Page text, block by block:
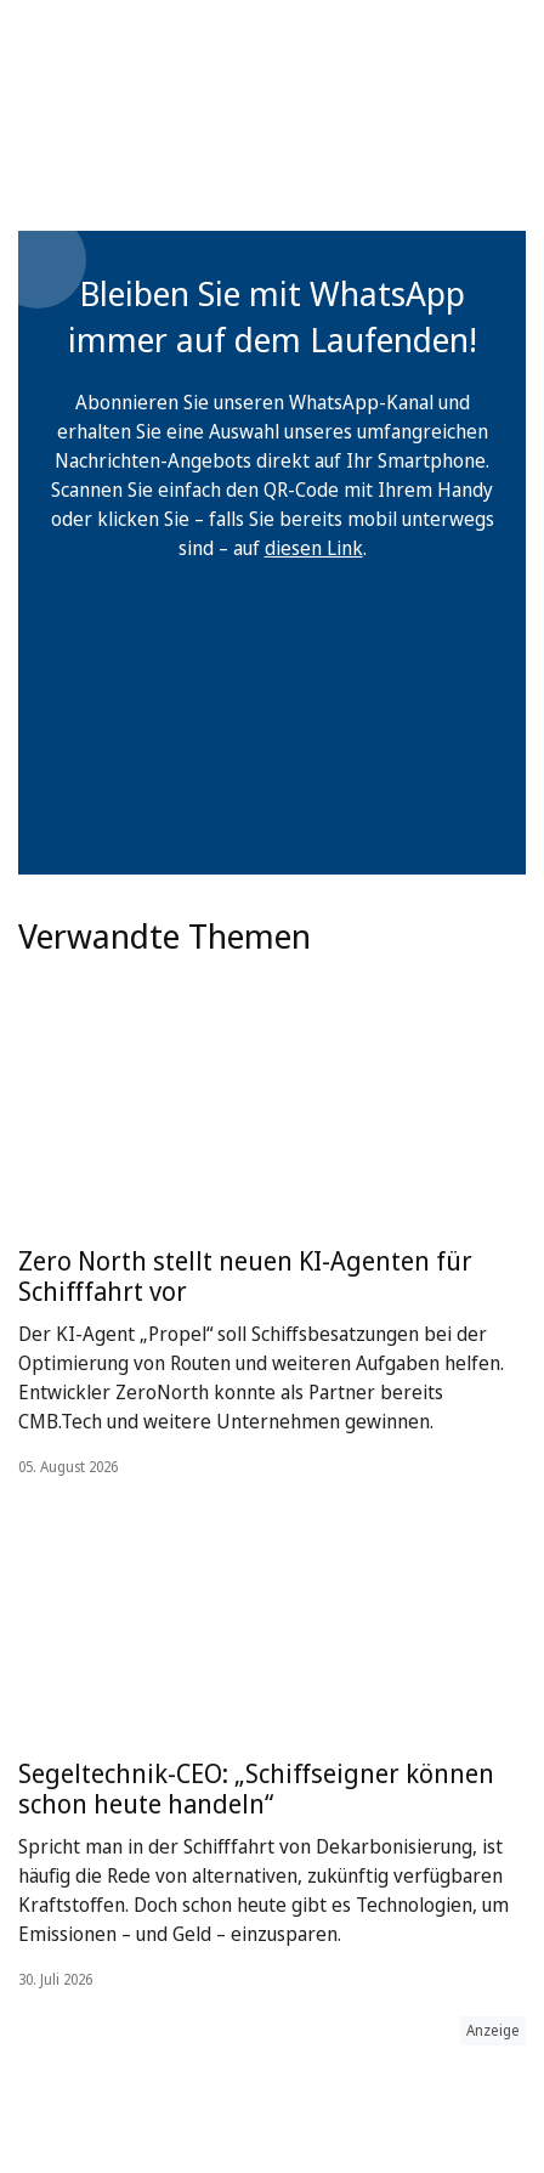
Bleiben Sie mit WhatsApp
immer auf dem Laufenden!
Abonnieren Sie unseren WhatsApp-Kanal und
erhalten Sie eine Auswahl unseres umfangreichen
Nachrichten-Angebots direkt auf Ihr Smartphone.
Scannen Sie einfach den QR-Code mit Ihrem Handy
oder klicken Sie – falls Sie bereits mobil unterwegs
sind – aufdiesen Link.
Verwandte Themen
Zero North stellt neuen KI-Agenten für
Schifffahrt vor
Der KI-Agent „Propel“ soll Schiffsbesatzungen bei der
Optimierung von Routen und weiteren Aufgaben helfen.
Entwickler ZeroNorth konnte als Partner bereits
CMB.Tech und weitere Unternehmen gewinnen.
05. August 2026
Segeltechnik-CEO: „Schiffseigner können
schon heute handeln“
Spricht man in der Schifffahrt von Dekarbonisierung, ist
häufig die Rede von alternativen, zukünftig verfügbaren
Kraftstoffen. Doch schon heute gibt es Technologien, um
Emissionen – und Geld – einzusparen.
30. Juli 2026
Anzeige